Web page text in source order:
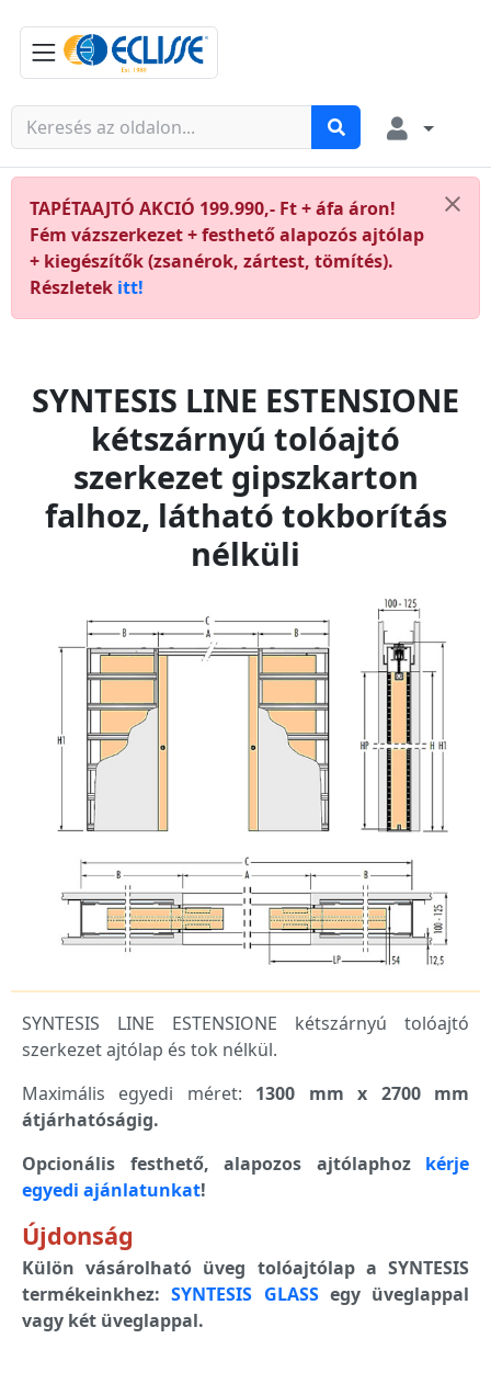
TAPÉTAAJTÓ AKCIÓ 199.990,- Ft + áfa áron!
Fém vázszerkezet + festhető alapozós ajtólap
+ kiegészítők (zsanérok, zártest, tömítés).
Részletek itt!
SYNTESIS LINE ESTENSIONE
kétszárnyú tolóajtó
szerkezet gipszkarton
falhoz, látható tokborítás
nélküli
SYNTESIS LINE ESTENSIONE kétszárnyú tolóajtó
szerkezet ajtólap és tok nélkül.
Maximális egyedi méret: 1300 mm x 2700 mm
átjárhatóságig.
Opcionális festhető, alapozos ajtólaphoz kérje
egyedi ajánlatunkat!
Újdonság
Külön vásárolható üveg tolóajtólap a SYNTESIS
termékeinkhez:SYNTESIS GLASSegy üveglappal
vagy két üveglappal.